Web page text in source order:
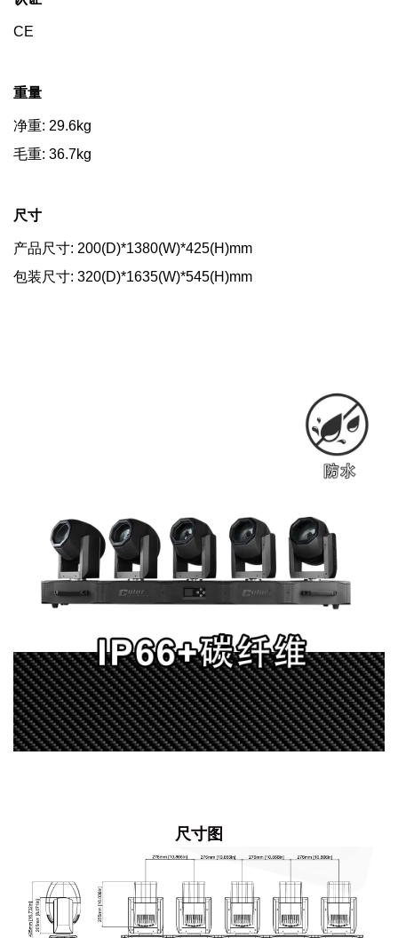
CE
重量
净重: 29.6kg
毛重: 36.7kg
尺寸
产品尺寸: 200(D)*1380(W)*425(H)mm
包装尺寸: 320(D)*1635(W)*545(H)mm
尺寸图